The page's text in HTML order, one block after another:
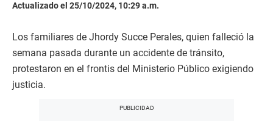
Actualizado el 25/10/2024, 10:29 a.m.
Los familiares de Jhordy Succe Perales, quien falleció la
semana pasada durante un accidente de tránsito,
protestaron en el frontis del Ministerio Público exigiendo
justicia.